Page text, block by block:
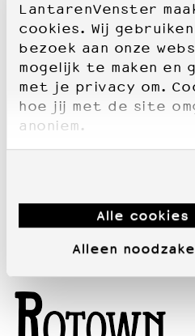
LantarenVenster
cookies. Wij
bezoek aan onze
mogelijk te maken en
met je privacy om.
hoe jij met de site
anoniem.
Alle
Alleen